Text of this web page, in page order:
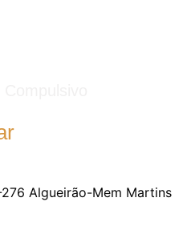
Algueirão-Mem Martins